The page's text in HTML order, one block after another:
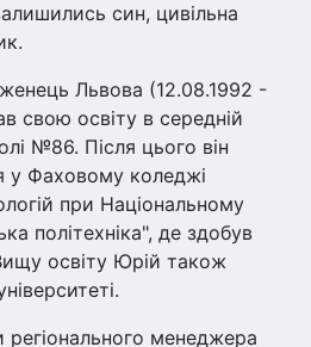
син, цивільна
Львова (12.08.1992 -
свою освіту в середній
№86. Після цього він
у Фаховому коледжі
при Національному
політехніка", де здобув
освіту Юрій також
регіонального менеджера